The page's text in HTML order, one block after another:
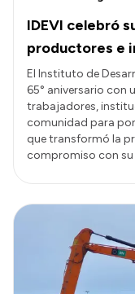
IDEVI celebró
productores e
El Instituto de
65° aniversario con
trabajadores,
comunidad para
que transformó la
compromiso con